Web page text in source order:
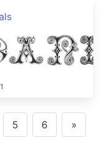
5 6 »